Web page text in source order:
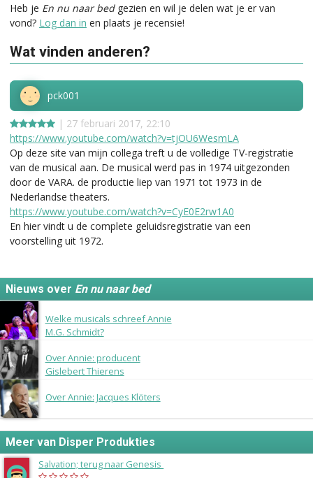
Heb je En nu naar bedgezien en wil je delen wat je er van
vond? Log dan in en plaats je recensie!
Wat vinden anderen?
pck001
| 27 februari 2017, 22:10
https://www.youtube.com/watch?v=tjOU6WesmLA
Op deze site van mijn collega treft u de volledige TV-registratie
van de musical aan. De musical werd pas in 1974 uitgezonden
door de VARA. de productie liep van 1971 tot 1973 in de
Nederlandse theaters.
https://www.youtube.com/watch?v=CyE0E2rw1A0
En hier vindt u de complete geluidsregistratie van een
voorstelling uit 1972.
Nieuws over En nu naar bed
Welke musicals schreef Annie
M.G. Schmidt?
Over Annie: producent
Gislebert Thierens
Over Annie: Jacques Klöters
Meer van Disper Produkties
Salvation; terug naar Genesis